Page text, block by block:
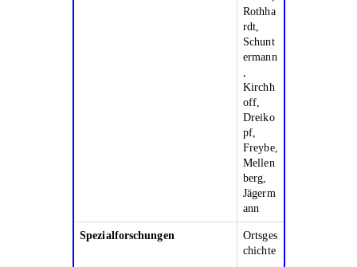
Rothha
rdt,
Schunt
ermann
Kirchh
off,
Dreiko
pf,
Freybe,
Mellen
berg,
Jägerm
ann
Spezialforschungen
Ortsges
chichte